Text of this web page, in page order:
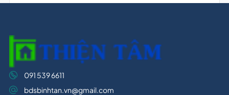
091 539 6611
bdsbinhtan.vn@gmail.com